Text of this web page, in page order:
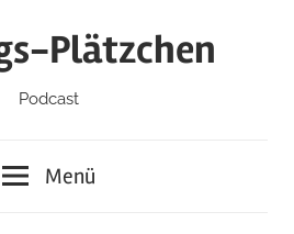
Plätzchen
Podcast
Menü